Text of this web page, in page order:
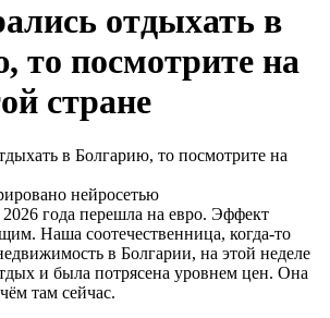
отдыхать в
то посмотрите на
стране
нейросетью
2026 года перешла на евро. Эффект
Наша соотечественница, когда-то
в Болгарии, на этой неделе
и была потрясена уровнем цен. Она
там сейчас.